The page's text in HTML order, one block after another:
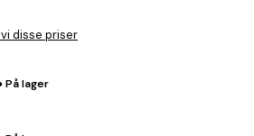
disse priser
På lager